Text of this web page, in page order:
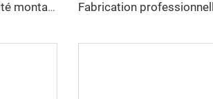
Suiveur solaire à un axe de haute qualité montage facile module plat double verre système solaire 10kW excellent rapport qualité-prix en acier